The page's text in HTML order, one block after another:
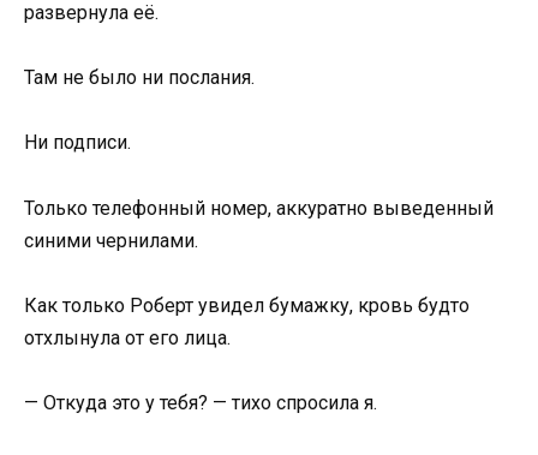
развернула её.
Там не было ни послания.
Ни подписи.
Только телефонный номер, аккуратно выведенный
синими чернилами.
Как только Роберт увидел бумажку, кровь будто
отхлынула от его лица.
— Откуда это у тебя? — тихо спросила я.